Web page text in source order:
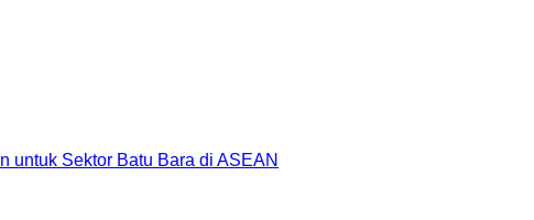
untuk Sektor Batu Bara di ASEAN